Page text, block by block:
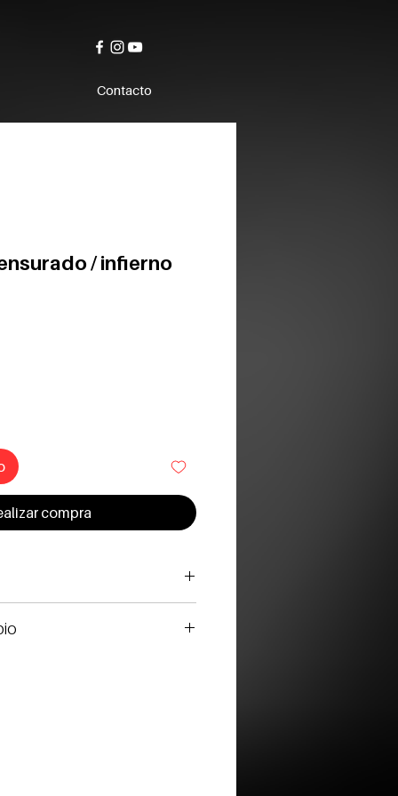
Contacto
/ infierno
compra